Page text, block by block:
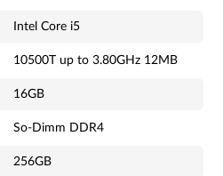
Intel Core i5
10500T up to 3.80GHz 12MB
16GB
So-Dimm DDR4
256GB